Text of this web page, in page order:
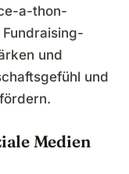
a-thon-
und
und
Medien